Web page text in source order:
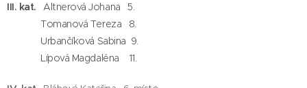
III. kat. Altnerová Johana 5.
Tomanová Tereza 8.
Urbančíková Sabina 9.
Lípová Magdaléna 11.